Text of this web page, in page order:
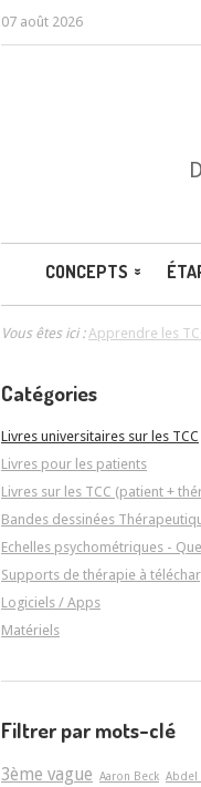
07 août 2026
CONCEPTS
Vous êtes ici :Apprendre les
Catégories
Livres universitaires sur les TCC
Livres pour les patients
Livres sur les TCC (patient +
Bandes dessinées
Echelles psychométriques -
Supports de thérapie à
Logiciels / Apps
Matériels
Filtrer par mots-clé
3ème vague Aaron Beck Abdel